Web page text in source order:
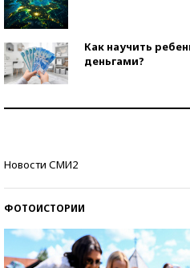
Как научить
деньгами?
Новости СМИ2
ФОТОИСТОРИИ